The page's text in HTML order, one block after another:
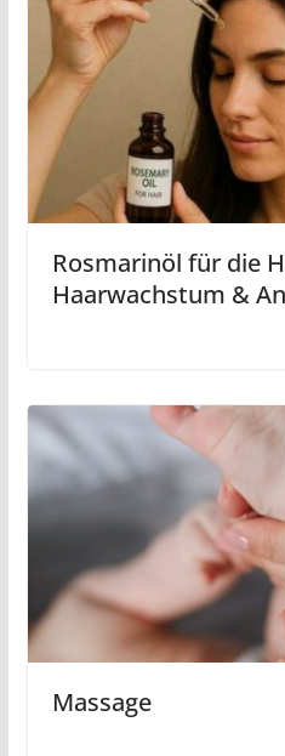
Rosmarinöl für die
Haarwachstum &
Massage